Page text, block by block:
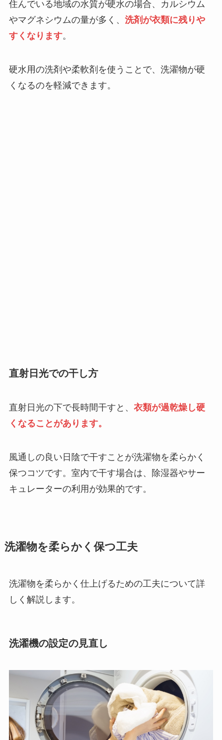
住んでいる地域の水質が硬水の場合、カルシウム
やマグネシウムの量が多く、 洗剤が衣類に残りや
すくなります。
硬水用の洗剤や柔軟剤を使うことで、洗濯物が硬
くなるのを軽減できます。
直射日光での干し方
直射日光の下で長時間干すと、 衣類が過乾燥し硬
くなることがあります。
風通しの良い日陰で干すことが洗濯物を柔らかく
保つコツです。室内で干す場合は、除湿器やサー
キュレーターの利用が効果的です。
洗濯物を柔らかく保つ工夫
洗濯物を柔らかく仕上げるための工夫について詳
しく解説します。
洗濯機の設定の見直し